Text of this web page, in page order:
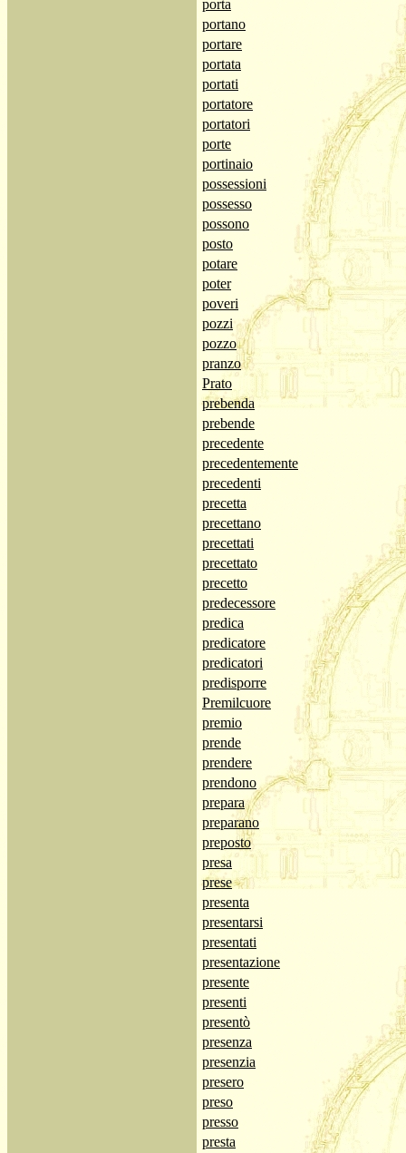
porta
portano
portare
portata
portati
portatore
portatori
porte
portinaio
possessioni
possesso
possono
posto
potare
poter
poveri
pozzi
pozzo
pranzo
Prato
prebenda
prebende
precedente
precedentemente
precedenti
precetta
precettano
precettati
precettato
precetto
predecessore
predica
predicatore
predicatori
predisporre
Premilcuore
premio
prende
prendere
prendono
prepara
preparano
preposto
presa
prese
presenta
presentarsi
presentati
presentazione
presente
presenti
presentò
presenza
presenzia
presero
preso
presso
presta